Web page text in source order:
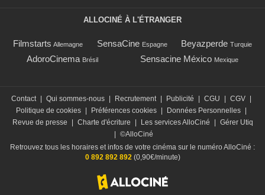
ALLOCINÉ À L'ÉTRANGER
Filmstarts Allemagne SensaCine Espagne Beyazperde Turquie
AdoroCinema Brésil Sensacine México Mexique
Contact | Qui sommes-nous | Recrutement | Publicité | CGU | CGV |
Politique de cookies | Préférences cookies | Données Personnelles |
Revue de presse
| Charte d'écriture | Les services AlloCiné | Gérer Utiq
| ©AlloCiné
Retrouvez tous les horaires et infos de votre cinéma sur le numéro AlloCiné :
0 892 892 892 (0,90€/minute)